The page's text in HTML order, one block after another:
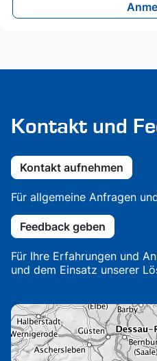
Kontakt und
Kontakt aufnehmen
Für allgemeine Anfragen
Feedback geben
Für Ihre Erfahrungen und
und dem Einsatz unserer